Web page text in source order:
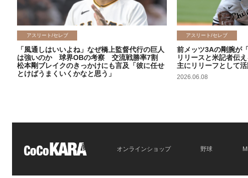
アスリート/セレブ
「風通しはいいよね」なぜ橋上監督代行の巨人
は強いのか 球界OBの考察 交流戦勝率7割
松本剛ブレイクのきっかけにも言及「彼に任せ
とけばうまくいくかなと思う」
アスリート/セレブ
前メッツ3Aの剛腕が
リリースと米記者伝
主にリリーフとして
2026.06.08
オンラインショップ 野球